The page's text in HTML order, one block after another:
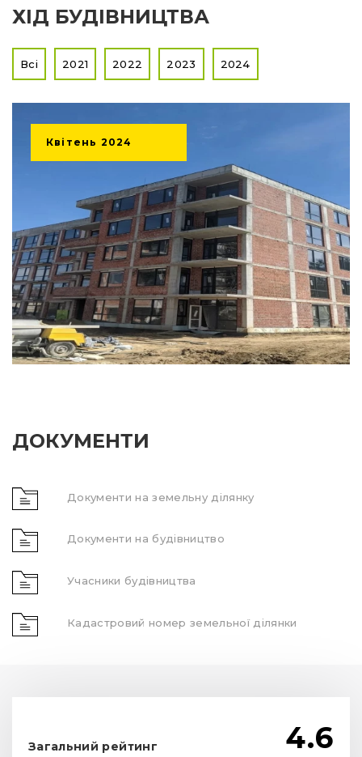
ХІД БУДІВНИЦТВА
Всі 2021 2022 2023 2024
Квітень 2024
ДОКУМЕНТИ
Документи на земельну ділянку
Документи на будівництво
Учасники будівництва
Кадастровий номер земельної ділянки
Загальний рейтинг 4.6